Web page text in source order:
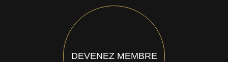
DEVENEZ MEMBRE